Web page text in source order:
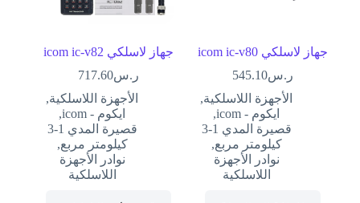
جهاز لاسلكي icom ic-v80
ر.س545.10
الأجهزة اللاسلكية,
ايكوم - icom
,
قصيرة المدي 1-3
كيلومتر مربع,
نوادر الأجهزة
اللاسلكية
جهاز لاسلكي icom ic-v82
ر.س717.60
الأجهزة اللاسلكية,
ايكوم - icom
,
قصيرة المدي 1-3
كيلومتر مربع,
نوادر الأجهزة
اللاسلكية